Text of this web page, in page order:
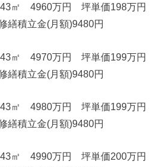
㎡ 4960万円 坪単価198万円
積立金(月額)9480円
㎡ 4970万円 坪単価199万円
積立金(月額)9480円
㎡ 4980万円 坪単価199万円
積立金(月額)9480円
㎡ 4990万円 坪単価200万円